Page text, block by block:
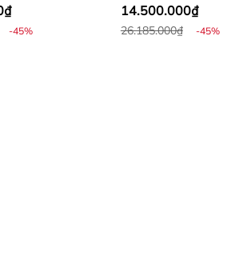
triết lý phát triển công nghệ thực
chất lượng, trong đó Zenshin là
Titanium là gì?
-45%
58L
14.500.000₫
26.185.000₫ -45%